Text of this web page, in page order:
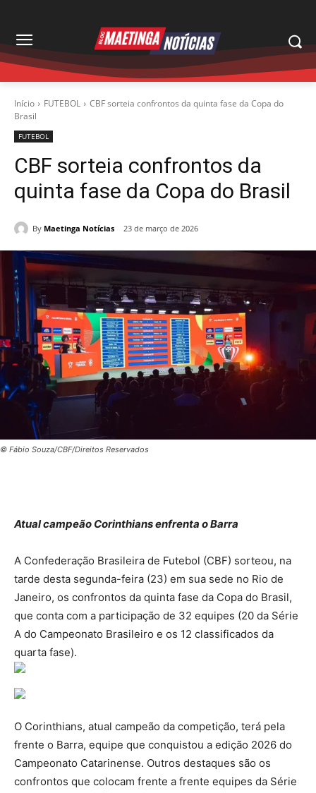
Início FUTEBOL
CBF sorteia confrontos da quinta fase da Copa do
Brasil
FUTEBOL
CBF sorteia confrontos da
quinta fase da Copa do Brasil
By Maetinga Notícias 23 de março de 2026
© Fábio Souza/CBF/Direitos Reservados
Atual campeão Corinthians enfrenta o Barra
A Confederação Brasileira de Futebol (CBF) sorteou, na
tarde desta segunda-feira (23) em sua sede no Rio de
Janeiro, os confrontos da quinta fase da Copa do Brasil,
que conta com a participação de 32 equipes (20 da Série
A do Campeonato Brasileiro e os 12 classificados da
quarta fase).
O Corinthians, atual campeão da competição, terá pela
frente o Barra, equipe que conquistou a edição 2026 do
Campeonato Catarinense. Outros destaques são os
confrontos que colocam frente a frente equipes da Série